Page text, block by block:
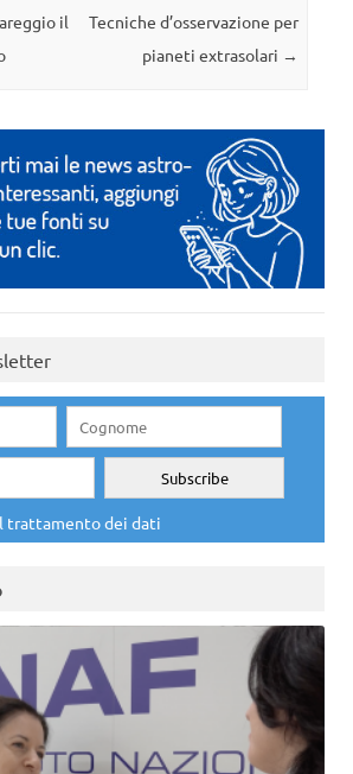
il
Tecniche d’osservazione per
pianeti extrasolari →
trattamento dei dati